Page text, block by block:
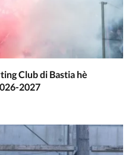
Club di Bastia hè
2027